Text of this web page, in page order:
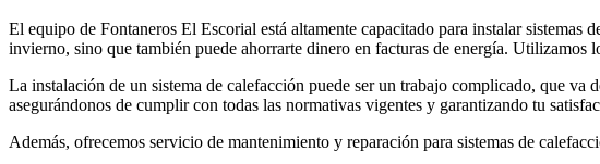
El equipo de Fontaneros El Escorial está altamente capacitado para instalar sistemas
invierno, sino que también puede ahorrarte dinero en facturas de energía. Utilizamos
La instalación de un sistema de calefacción puede ser un trabajo complicado, que va
asegurándonos de cumplir con todas las normativas vigentes y garantizando tu
Además, ofrecemos servicio de mantenimiento y reparación para sistemas de